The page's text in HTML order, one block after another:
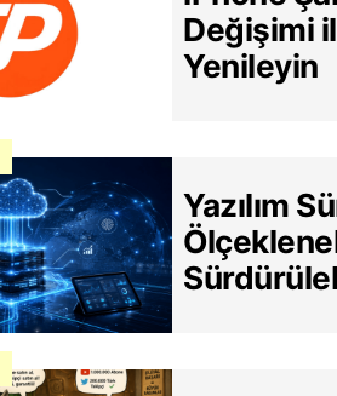
Değişimi
Yenileyin
Yazılım